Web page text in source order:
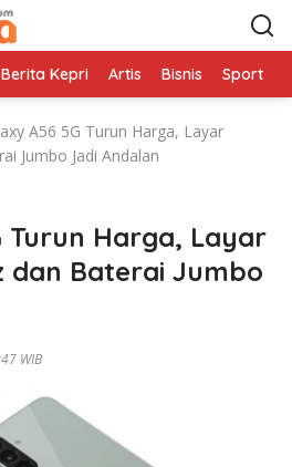
Berita Kepri Artis Bisnis Sport
A56 5G Turun Harga, Layar
Jumbo Jadi Andalan
Turun Harga, Layar
dan Baterai Jumbo
WIB